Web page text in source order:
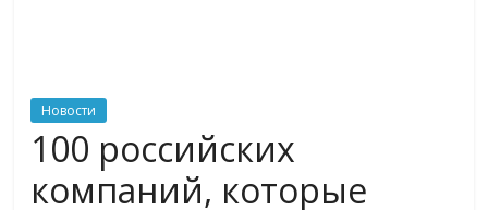
логистике,
технологиях,
Новости
100 российских
компаний, которые